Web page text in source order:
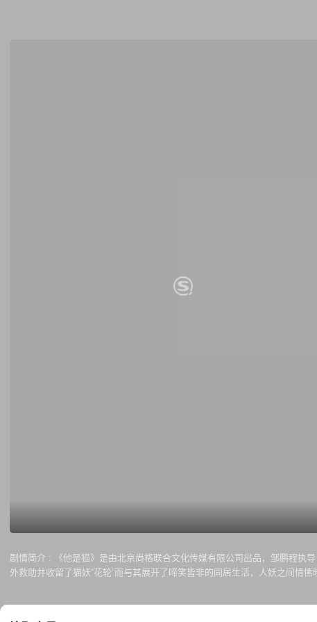
剧情简介 :
《他是猫》是由北京尚格联合文化传媒有限公司出品，邹鹏程
外救助并收留了猫妖“花轮”而与其展开了啼笑皆非的同居生活，人妖之间情
意间获悉了父亲的死与千年前猫妖女王（淑妃）被封印的真相有关。原来花